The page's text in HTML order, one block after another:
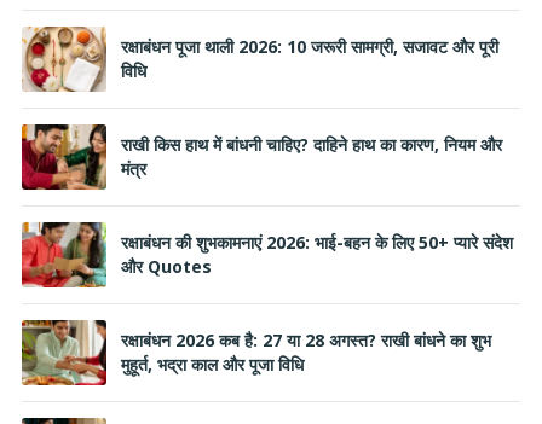
रक्षाबंधन पूजा थाली 2026: 10 जरूरी सामग्री, सजावट और पूरी
विधि
राखी किस हाथ में बांधनी चाहिए? दाहिने हाथ का कारण, नियम और
मंत्र
रक्षाबंधन की शुभकामनाएं 2026: भाई-बहन के लिए 50+ प्यारे संदेश
और Quotes
रक्षाबंधन 2026 कब है: 27 या 28 अगस्त? राखी बांधने का शुभ
मुहूर्त, भद्रा काल और पूजा विधि